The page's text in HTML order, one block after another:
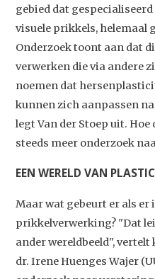
gebied dat
visuele prikkels, helemaal
Onderzoek toont aan dat
verwerken die via andere
noemen dat
kunnen zich aanpassen
legt Van der Stoep uit.
steeds meer onderzoek
EEN WERELD VAN PLASTIC
Maar wat gebeurt er als er
prikkelverwerking? "Dat
ander wereldbeeld",
dr. Irene Huenges Wajer